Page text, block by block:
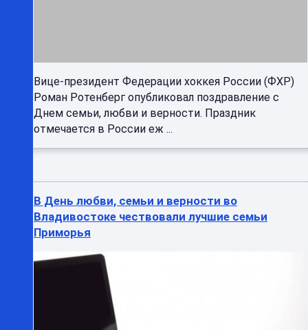
Роман Ротенберг опубликовал поздравление с
Днем семьи, любви и верности. Праздник
отмечается в России еж ...
Владивостоке чествовали лучшие семьи
Приморья